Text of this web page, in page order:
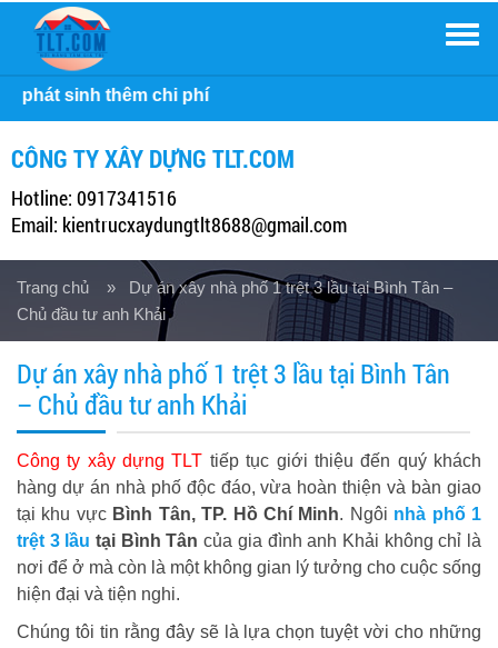
CÔNG TY XÂY DỰNG TLT.COM
Hotline: 0917341516
Email: kientrucxaydungtlt8688@gmail.com
Trang chủ » Dự án xây nhà phố 1 trệt 3 lầu tại Bình Tân –
Chủ đầu tư anh Khải
Dự án xây nhà phố 1 trệt 3 lầu tại Bình Tân
– Chủ đầu tư anh Khải
Công ty xây dựng TLT tiếp tục giới thiệu đến quý khách
hàng dự án nhà phố độc đáo, vừa hoàn thiện và bàn giao
tại khu vực Bình Tân, TP. Hồ Chí Minh. Ngôi nhà phố 1
trệt 3 lầu tại Bình Tân của gia đình anh Khải không chỉ là
nơi để ở mà còn là một không gian lý tưởng cho cuộc sống
hiện đại và tiện nghi.
Chúng tôi tin rằng đây sẽ là lựa chọn tuyệt vời cho những